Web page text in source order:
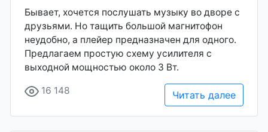
Бывает, хочется послушать музыку во дворе с
друзьями. Но тащить большой магнитофон
неудобно, а плейер предназначен для одного.
Предлагаем простую схему усилителя с
выходной мощностью около 3 Вт.
16 148 Читать далее